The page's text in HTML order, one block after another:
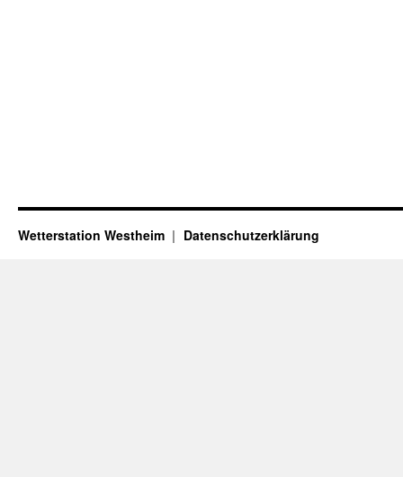
Wetterstation Westheim Datenschutzerklärung